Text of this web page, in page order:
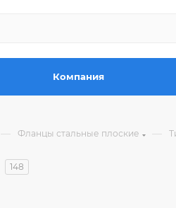
Компания
— Фланцы стальные плоские —
148